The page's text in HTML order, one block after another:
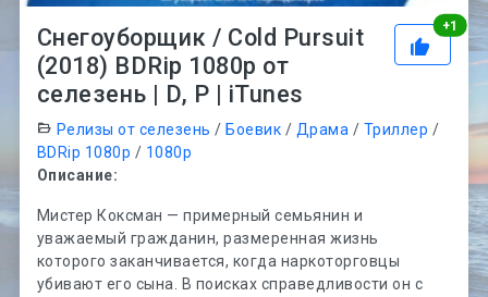
+1
Снегоуборщик / Cold Pursuit
(2018) BDRip 1080p от
селезень | D, P | iTunes
Релизы от селезень / Боевик / Драма / Триллер /
BDRip 1080p / 1080p
Описание:
Мистер Коксман — примерный семьянин и
уважаемый гражданин, размеренная жизнь
которого заканчивается, когда наркоторговцы
убивают его сына. В поисках справедливости он с